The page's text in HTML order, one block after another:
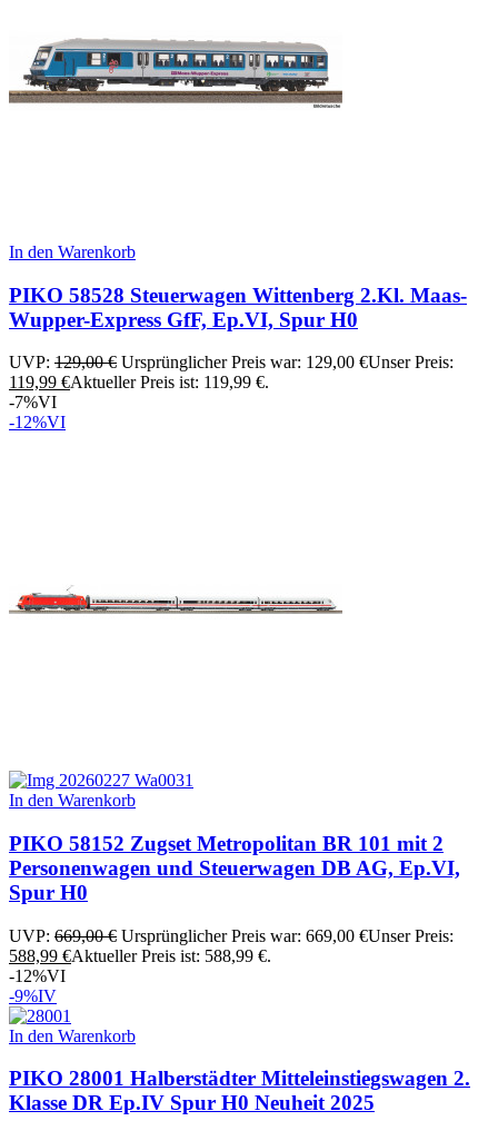
In den Warenkorb
PIKO 58528 Steuerwagen Wittenberg 2.Kl. Maas-
Wupper-Express GfF, Ep.VI, Spur H0
UVP: 129,00€ Ursprünglicher Preis war: 129,00 €Unser Preis:
119,99 €Aktueller Preis ist: 119,99 €.
-7%VI
-12%VI
In den Warenkorb
PIKO 58152 Zugset Metropolitan BR 101 mit 2
Personenwagen und Steuerwagen DB AG, Ep.VI,
Spur H0
UVP: 669,00€ Ursprünglicher Preis war: 669,00 €Unser Preis:
588,99 €Aktueller Preis ist: 588,99 €.
-12%VI
-9%IV
In den Warenkorb
PIKO 28001 Halberstädter Mitteleinstiegswagen 2.
Klasse DR Ep.IV Spur H0 Neuheit 2025